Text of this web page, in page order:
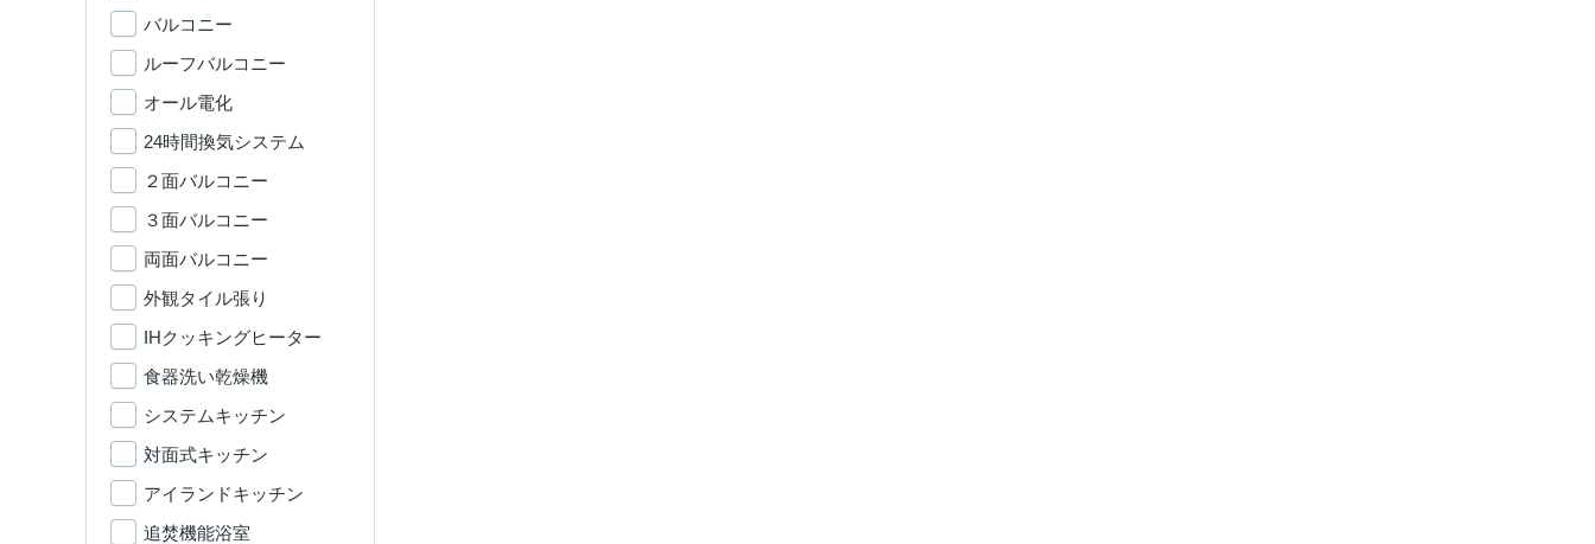
バルコニー
ルーフバルコニー
オール電化
24時間換気システム
２面バルコニー
３面バルコニー
両面バルコニー
外観タイル張り
IHクッキングヒーター
食器洗い乾燥機
システムキッチン
対面式キッチン
アイランドキッチン
追焚機能浴室